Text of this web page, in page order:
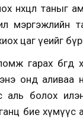
нөхцөл
цаг үеийг
гарах
онд
аль болох
бие хүмүүс